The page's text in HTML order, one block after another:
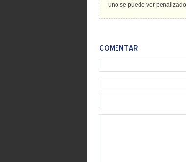
uno se puede ver